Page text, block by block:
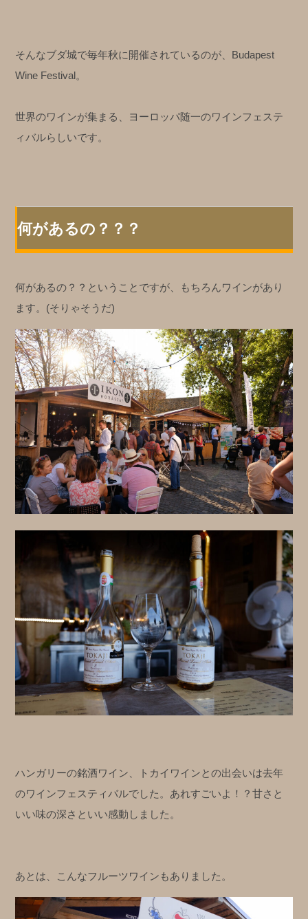
そんなブダ城で毎年秋に開催されているのが、Budapest
Wine Festival。
世界のワインが集まる、ヨーロッパ随一のワインフェステ
ィバルらしいです。
何があるの？？？
何があるの？？ということですが、もちろんワインがあり
ます。(そりゃそうだ)
ハンガリーの銘酒ワイン、トカイワインとの出会いは去年
のワインフェスティバルでした。あれすごいよ！？甘さと
いい味の深さといい感動しました。
あとは、こんなフルーツワインもありました。